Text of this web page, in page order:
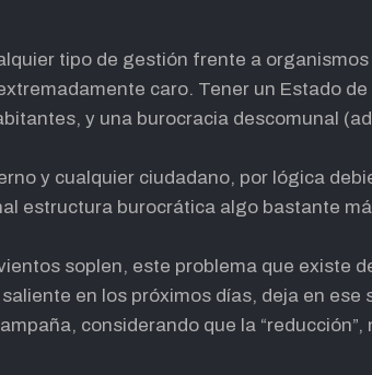
tipo de gestión frente a
caro. Tener un Estado
y una burocracia descomunal
y cualquier ciudadano, por lógica
estructura burocrática algo bastante
soplen, este problema que existe
en los próximos días, deja en ese
considerando que la